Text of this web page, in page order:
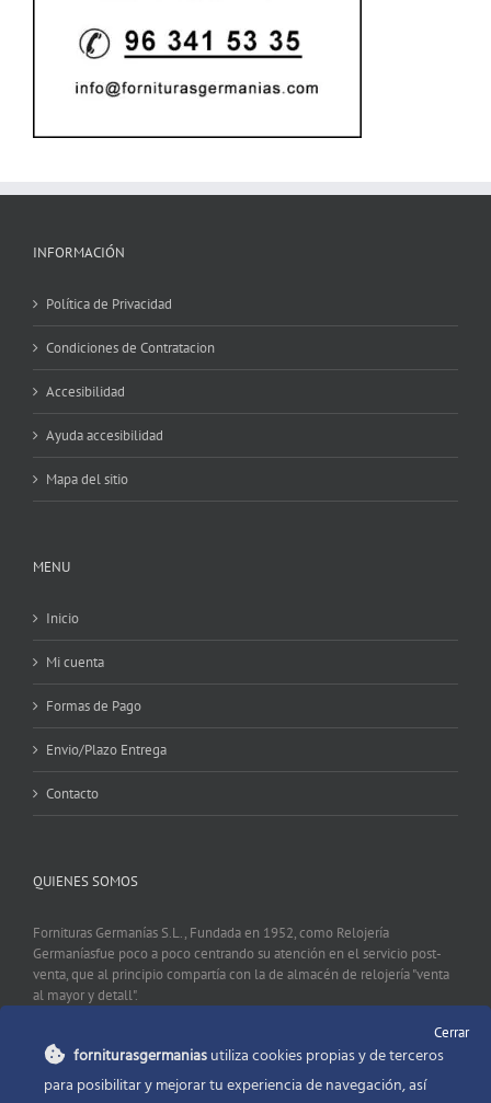
INFORMACIÓN
Política de Privacidad
Condiciones de Contratacion
Accesibilidad
Ayuda accesibilidad
Mapa del sitio
MENU
Inicio
Mi cuenta
Formas de Pago
Envio/Plazo Entrega
Contacto
QUIENES SOMOS
Fornituras Germanías S.L., Fundada en 1952, como Relojería
Germaníasfue poco a poco centrando su atención en el servicio post-
venta, que al principio compartía con la de almacén de relojería "venta
al mayor y detall".
CONTACTO
Cerrar
forniturasgermaniasutiliza cookies propias y de terceros
para posibilitar y mejorar tu experiencia de navegación, así